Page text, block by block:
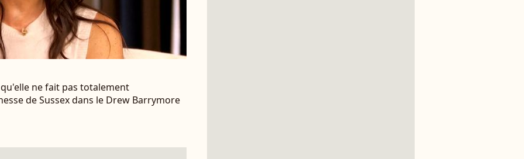
ne fait pas totalement
de Sussex dans le Drew Barrymore